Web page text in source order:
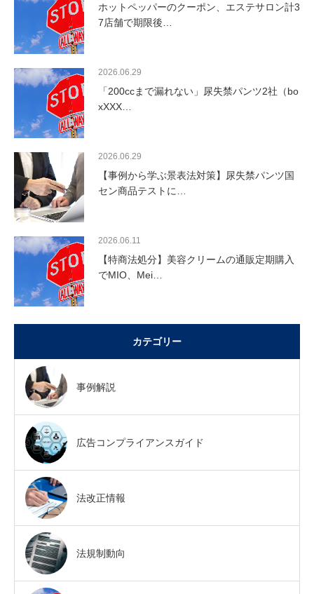
ホットペッパーのクーポン、エステサロン計3
7店舗で期限後…
2026.06.29
「200ccまで漏れない」尿失禁パンツ2社（bo
xXXX…
2026.06.29
【事例から学ぶ景表法対策】尿失禁パンツ国
セン商品テストに…
2026.06.11
【特商法処分】美容クリームの通販定期購入
でMIO、Mei…
カテゴリー
事例解説
広告コンプライアンスガイド
法改正情報
法規制動向